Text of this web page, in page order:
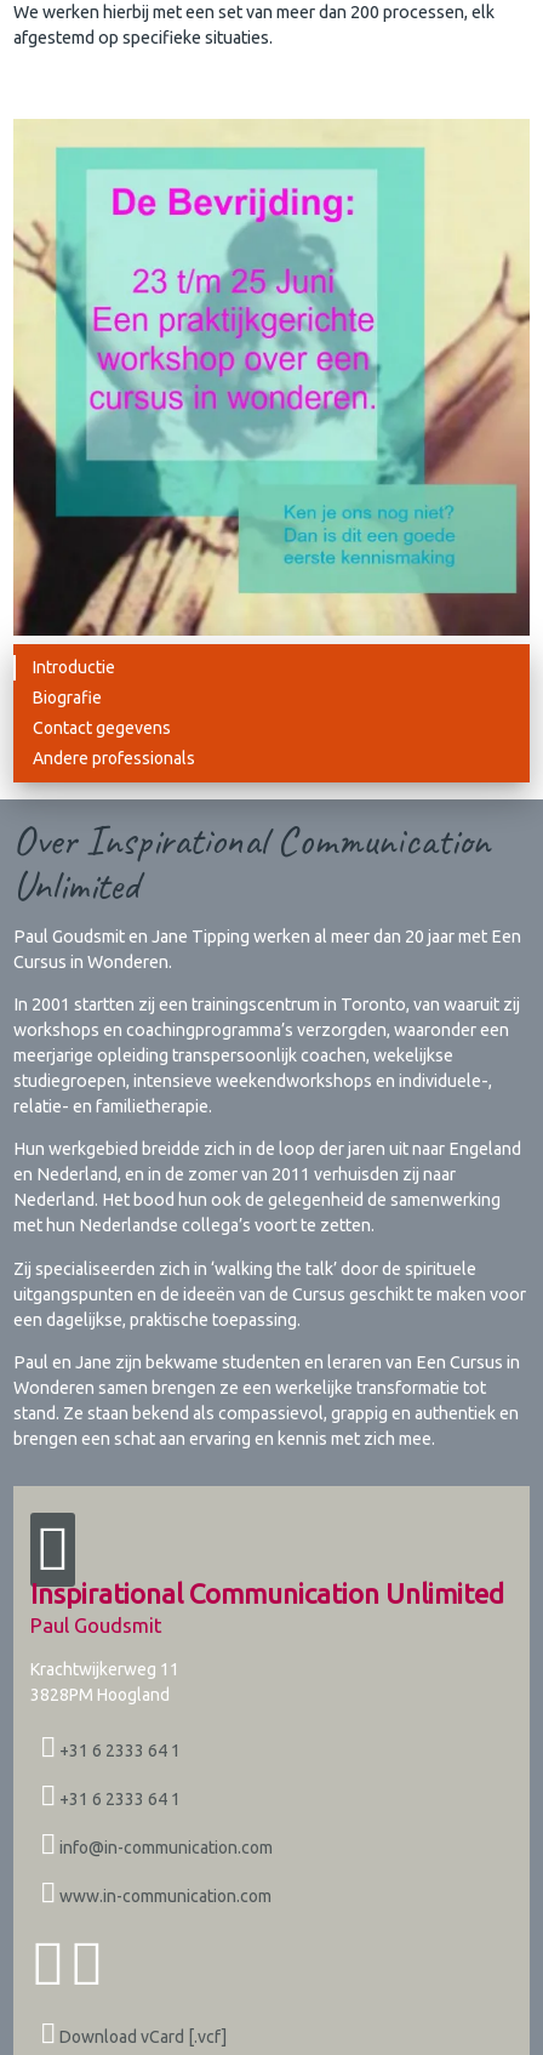
We werken hierbij met een set van meer dan 200 processen, elk
afgestemd op specifieke situaties.
Introductie
Biografie
Contact gegevens
Andere professionals
Over Inspirational Communication
Unlimited
Paul Goudsmit en Jane Tipping werken al meer dan 20 jaar met Een
Cursus in Wonderen.
In 2001 startten zij een trainingscentrum in Toronto, van waaruit zij
workshops en coachingprogramma’s verzorgden, waaronder een
meerjarige opleiding transpersoonlijk coachen, wekelijkse
studiegroepen, intensieve weekendworkshops en individuele-,
relatie- en familietherapie.
Hun werkgebied breidde zich in de loop der jaren uit naar Engeland
en Nederland, en in de zomer van 2011 verhuisden zij naar
Nederland. Het bood hun ook de gelegenheid de samenwerking
met hun Nederlandse collega’s voort te zetten.
Zij specialiseerden zich in ‘walking the talk’ door de spirituele
uitgangspunten en de ideeën van de Cursus geschikt te maken voor
een dagelijkse, praktische toepassing.
Paul en Jane zijn bekwame studenten en leraren van Een Cursus in
Wonderen samen brengen ze een werkelijke transformatie tot
stand. Ze staan bekend als compassievol, grappig en authentiek en
brengen een schat aan ervaring en kennis met zich mee.
Inspirational Communication Unlimited
Paul Goudsmit
Krachtwijkerweg 11
3828PM Hoogland
+31 6 2333 64 1
+31 6 2333 64 1
info@in-communication.com
www.in-communication.com
Download vCard [.vcf]